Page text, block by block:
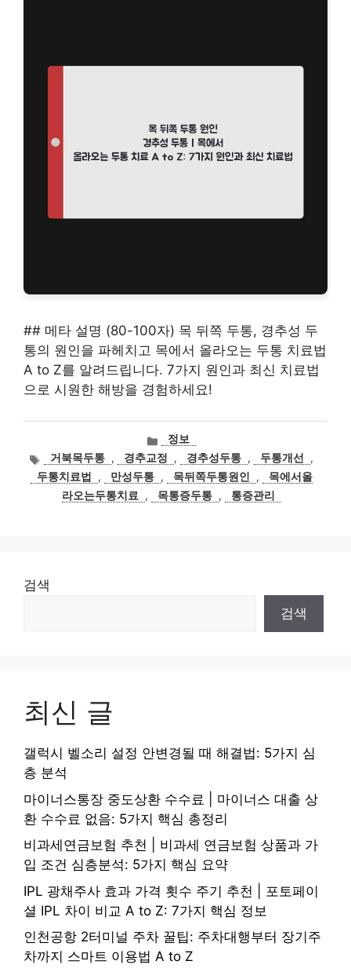
## 메타 설명 (80-100자) 목 뒤쪽 두통, 경추성 두
통의 원인을 파헤치고 목에서 올라오는 두통 치료법
A to Z를 알려드립니다. 7가지 원인과 최신 치료법
으로 시원한 해방을 경험하세요!
카
테
고
리
정보
태
그
거북목두통 , 경추교정 , 경추성두통 , 두통개선
,
두통치료법
, 만성두통 , 목뒤쪽두통원인 ,
목에서올
라오는두통치료
, 목통증두통 , 통증관리
검색
검색
최신 글
갤럭시 벨소리 설정 안변경될 때 해결법: 5가지 심
층 분석
마이너스통장 중도상환 수수료 | 마이너스 대출 상
환 수수료 없음: 5가지 핵심 총정리
비과세연금보험 추천 | 비과세 연금보험 상품과 가
입 조건 심층분석: 5가지 핵심 요약
IPL 광채주사 효과 가격 횟수 주기 추천 | 포토페이
셜 IPL 차이 비교 A to Z: 7가지 핵심 정보
인천공항 2터미널 주차 꿀팁: 주차대행부터 장기주
차까지 스마트 이용법 A to Z